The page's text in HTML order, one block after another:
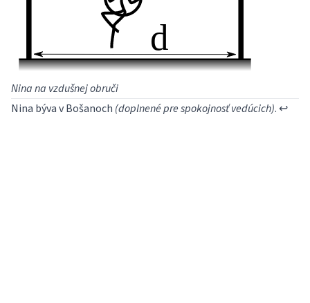
Nina na vzdušnej obruči
Nina býva v Bošanoch (doplnené pre spokojnosť vedúcich). ↩